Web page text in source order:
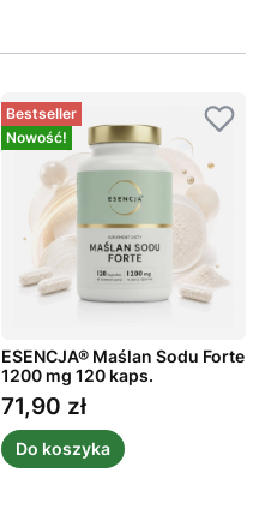
Bestseller
Nowość!
ESENCJA® Maślan Sodu Forte
1200 mg 120 kaps.
Cena
71,90 zł
Do koszyka